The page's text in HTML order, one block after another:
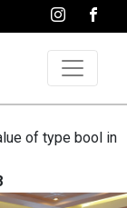
of type bool in